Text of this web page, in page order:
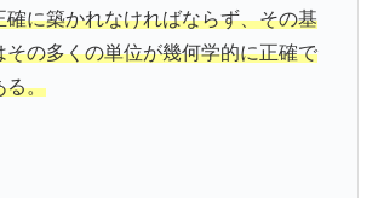
確に築かれなければならず、その基
その多くの単位が幾何学的に正確で
る。